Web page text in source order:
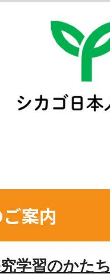
案内
学習のかたち